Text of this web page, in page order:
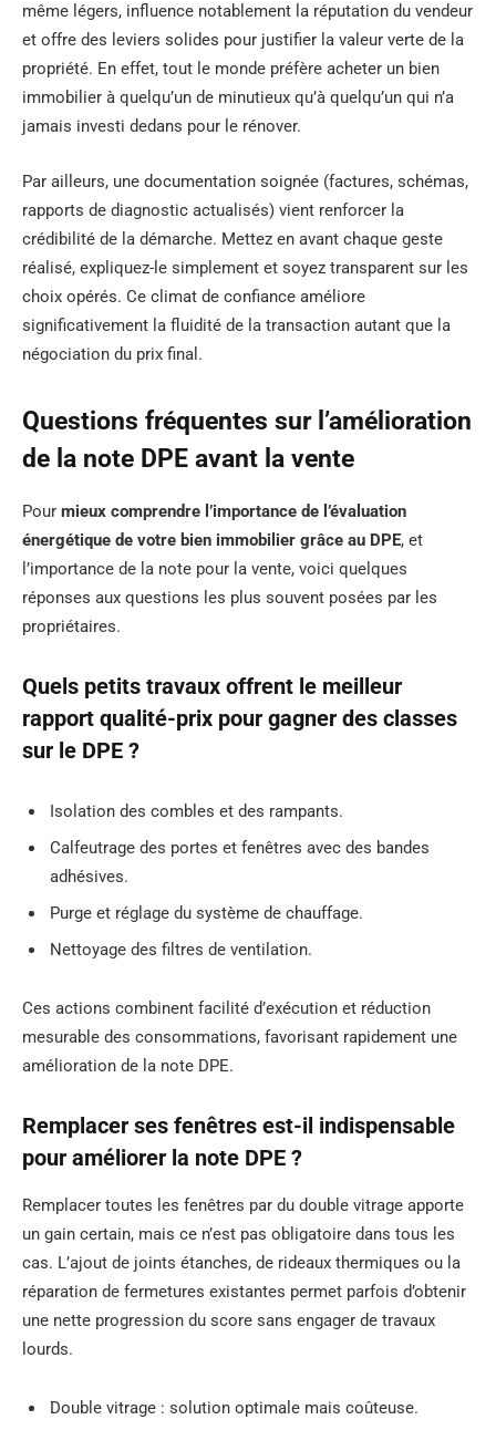
même légers, influence notablement la réputation du vendeur
et offre des leviers solides pour justifier la valeur verte de la
propriété. En effet, tout le monde préfère acheter un bien
immobilier à quelqu’un de minutieux qu’à quelqu’un qui n’a
jamais investi dedans pour le rénover.
Par ailleurs, une documentation soignée (factures, schémas,
rapports de diagnostic actualisés) vient renforcer la
crédibilité de la démarche. Mettez en avant chaque geste
réalisé, expliquez-le simplement et soyez transparent sur les
choix opérés. Ce climat de confiance améliore
significativement la fluidité de la transaction autant que la
négociation du prix final.
Questions fréquentes sur l’amélioration
de la note DPE avant la vente
Pour mieux comprendre l’importance de l’évaluation
énergétique de votre bien immobilier grâce au DPE, et
l’importance de la note pour la vente, voici quelques
réponses aux questions les plus souvent posées par les
propriétaires.
Quels petits travaux offrent le meilleur
rapport qualité-prix pour gagner des classes
sur le DPE ?
Isolation des combles et des rampants.
Calfeutrage des portes et fenêtres avec des bandes
adhésives.
Purge et réglage du système de chauffage.
Nettoyage des filtres de ventilation.
Ces actions combinent facilité d’exécution et réduction
mesurable des consommations, favorisant rapidement une
amélioration de la note DPE.
Remplacer ses fenêtres est-il indispensable
pour améliorer la note DPE ?
Remplacer toutes les fenêtres par du double vitrage apporte
un gain certain, mais ce n’est pas obligatoire dans tous les
cas. L’ajout de joints étanches, de rideaux thermiques ou la
réparation de fermetures existantes permet parfois d’obtenir
une nette progression du score sans engager de travaux
lourds.
Double vitrage : solution optimale mais coûteuse.